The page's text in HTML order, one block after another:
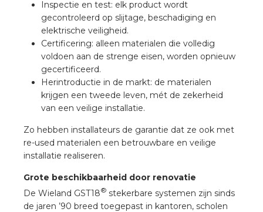
Inspectie en test: elk product wordt
gecontroleerd op slijtage, beschadiging en
elektrische veiligheid.
Certificering: alleen materialen die volledig
voldoen aan de strenge eisen, worden opnieuw
gecertificeerd.
Herintroductie in de markt: de materialen
krijgen een tweede leven, mét de zekerheid
van een veilige installatie.
Zo hebben installateurs de garantie dat ze ook met
re-used materialen een betrouwbare en veilige
installatie realiseren.
Grote beschikbaarheid door renovatie
De Wieland GST18® stekerbare systemen zijn sinds
de jaren ’90 breed toegepast in kantoren, scholen